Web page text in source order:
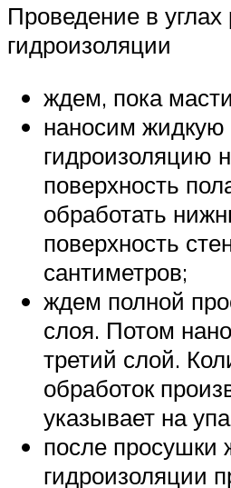
Проведение в углах
гидроизоляции
ждем, пока
наносим жидкую
гидроизоляцию
поверхность
обработать
поверхность
сантиметров;
ждем полной
слоя. Потом
третий слой.
обработок
указывает на
после просушки
гидроизоляции